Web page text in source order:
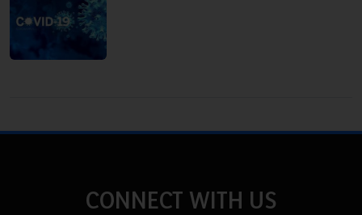
CONNECT WITH US